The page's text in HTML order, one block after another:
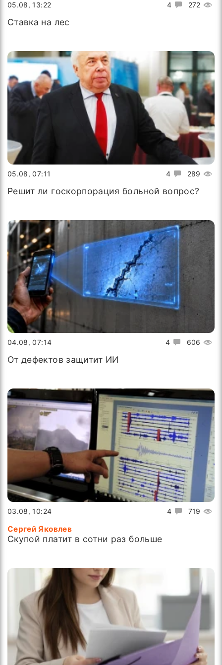
4 272
05.08, 13:22
Ставка на лес
4 289
05.08, 07:11
Решит ли госкорпорация больной вопрос?
4 606
04.08, 07:14
От дефектов защитит ИИ
4 719
03.08, 10:24
Сергей Яковлев
Скупой платит в сотни раз больше